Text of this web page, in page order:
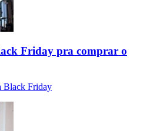
Friday pra comprar o
Black Friday